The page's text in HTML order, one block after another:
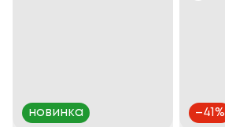
новинка –41 %